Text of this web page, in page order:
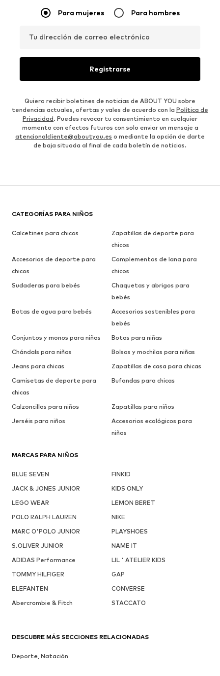
Para mujeres Para hombres
Tu dirección de correo electrónico
Registrarse
Quiero recibir boletines de noticias de ABOUT YOU sobre
tendencias actuales, ofertas y vales de acuerdo con la Política de
Privacidad. Puedes revocar tu consentimiento en cualquier
momento con efectos futuros con solo enviar un mensaje a
atencionalcliente@aboutyou.es o mediante la opción de darte
de baja situada al final de cada boletín de noticias.
CATEGORÍAS PARA NIÑOS
Calcetines para chicos
Zapatillas de deporte para
chicos
Accesorios de deporte para
chicos
Complementos de lana para
chicos
Sudaderas para bebés
Chaquetas y abrigos para
bebés
Botas de agua para bebés
Accesorios sostenibles para
bebés
Conjuntos y monos para niñas
Botas para niñas
Chándals para niñas
Bolsos y mochilas para niñas
Jeans para chicas
Zapatillas de casa para chicas
Camisetas de deporte para
chicas
Bufandas para chicas
Calzoncillos para niños
Zapatillas para niños
Jerséis para niños
Accesorios ecológicos para
niños
MARCAS PARA NIÑOS
BLUE SEVEN
FINKID
JACK & JONES JUNIOR
KIDS ONLY
LEGO WEAR
LEMON BERET
POLO RALPH LAUREN
NIKE
MARC O'POLO JUNIOR
PLAYSHOES
S.OLIVER JUNIOR
NAME IT
ADIDAS Performance
LIL ' ATELIER KIDS
TOMMY HILFIGER
GAP
ELEFANTEN
CONVERSE
Abercrombie & Fitch
STACCATO
DESCUBRE MÁS SECCIONES RELACIONADAS
Deporte, Natación